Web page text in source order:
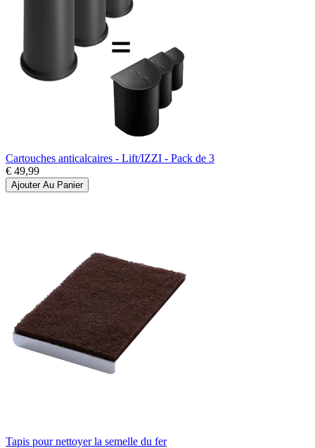
Cartouches anticalcaires - Lift/IZZI - Pack de 3
€ 49,99
Ajouter Au Panier
Tapis pour nettoyer la semelle du fer